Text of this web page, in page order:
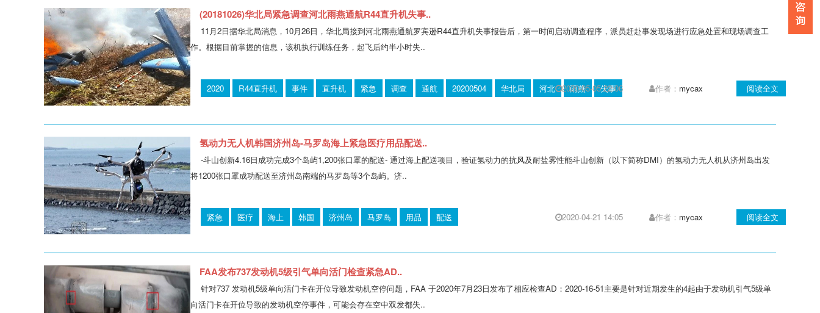
(20181026)华北局紧急调查河北雨燕通航R44直升机失事..
11月2日据华北局消息，10月26日，华北局接到河北雨燕通航罗宾逊R44直升机失事报告后，第一时间启动调查程序，派员赶赴事发现场进行应急处置和现场调查工
作。根据目前掌握的信息，该机执行训练任务，起飞后约半小时失..
2020 R44直升机 事件 直升机 紧急 调查 通航 20200504 华北局 河北 雨燕 失事
2020-05-05 22:06 作者： mycax 阅读全文
氢动力无人机韩国济州岛-马罗岛海上紧急医疗用品配送..
-斗山创新4.16日成功完成3个岛屿1,200张口罩的配送- 通过海上配送项目，验证氢动力的抗风及耐盐雾性能斗山创新（以下简称DMI）的氢动力无人机从济州岛出发
将1200张口罩成功配送至济州岛南端的马罗岛等3个岛屿。济..
紧急 医疗 海上 韩国 济州岛 马罗岛 用品 配送 2020-04-21 14:05 作者： mycax 阅读全文
FAA发布737发动机5级引气单向活门检查紧急AD..
针对737 发动机5级单向活门卡在开位导致发动机空停问题，FAA 于2020年7月23日发布了相应检查AD：2020-16-51主要是针对近期发生的4起由于发动机引气5级单
向活门卡在开位导致的发动机空停事件，可能会存在空中双发都失..